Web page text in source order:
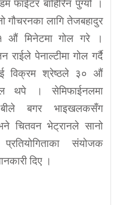
फाईटर बाहिरिन पुग्यो ।
गौचरनका लागि तेजबहादुर
औं मिनेटमा गोल गरे ।
राईले पेनाल्टीमा गोल गर्दै
विक्रम श्रेष्ठले ३० औं
थपे । सेमिफाईनलमा
बगर भाइखलकसँग
चितवन भेट्रानले सानो
संयोजक
दिए ।